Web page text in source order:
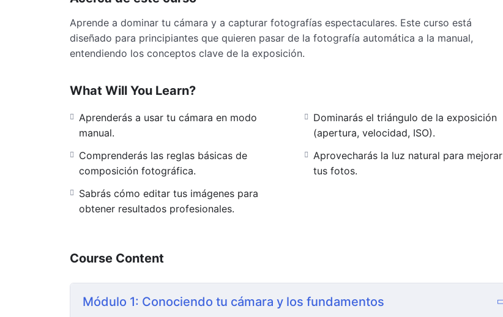
Aprende a dominar tu cámara y a capturar fotografías espectaculares. Este curso está
diseñado para principiantes que quieren pasar de la fotografía automática a la manual,
entendiendo los conceptos clave de la exposición.
What Will You Learn?
Aprenderás a usar tu cámara en modo
manual.
Dominarás el triángulo de la exposición
(apertura, velocidad, ISO).
Comprenderás las reglas básicas de
composición fotográfica.
Aprovecharás la luz natural para mejorar
tus fotos.
Sabrás cómo editar tus imágenes para
obtener resultados profesionales.
Course Content
Módulo 1: Conociendo tu cámara y los fundamentos